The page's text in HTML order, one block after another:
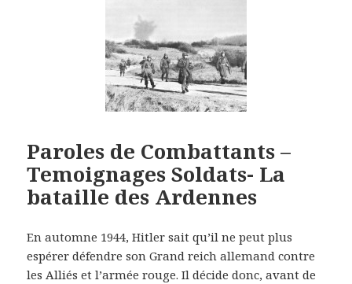
Paroles de Combattants –
Temoignages Soldats- La
bataille des Ardennes
En automne 1944, Hitler sait qu’il ne peut plus
espérer défendre son Grand reich allemand contre
les Alliés et l’armée rouge. Il décide donc, avant de